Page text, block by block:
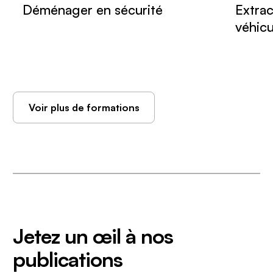
Déménager en sécurité
Voir plus de formations
Jetez un œil à nos
publications